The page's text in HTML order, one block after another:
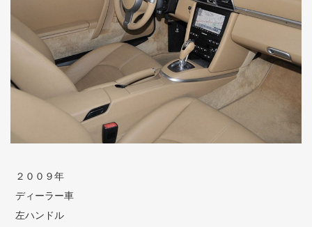
２００９年
ディーラー車
左ハンドル